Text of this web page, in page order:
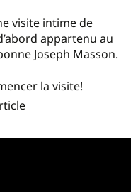
visite intime de
appartenu au
Joseph Masson.
la visite!